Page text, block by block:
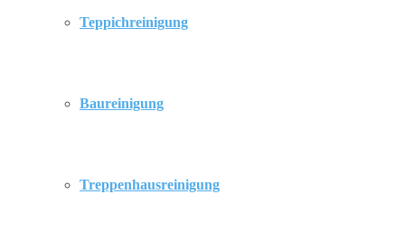
Teppichreinigung
Baureinigung
Treppenhausreinigung